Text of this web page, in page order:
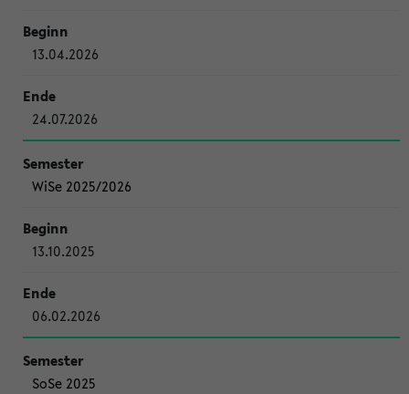
13.04.2026
24.07.2026
WiSe 2025/2026
13.10.2025
06.02.2026
SoSe 2025